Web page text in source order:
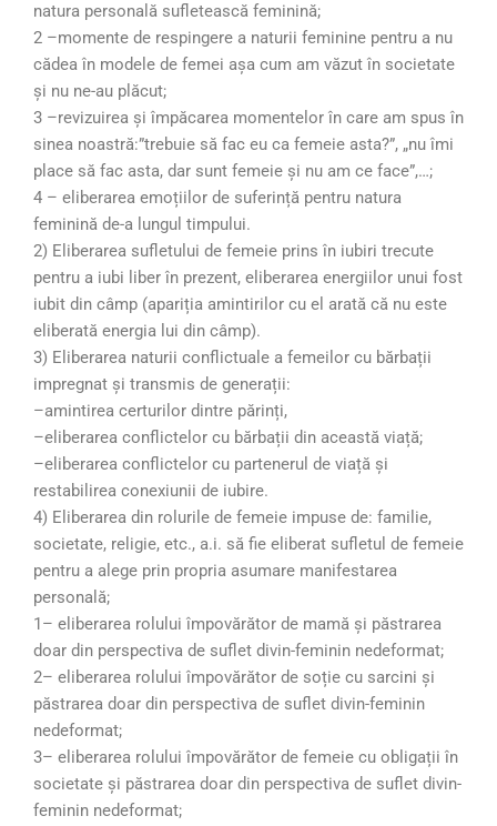
natura personală sufletească feminină;
2 –momente de respingere a naturii feminine pentru a nu
cădea în modele de femei așa cum am văzut în societate
și nu ne-au plăcut;
3 –revizuirea și împăcarea momentelor în care am spus în
sinea noastră:”trebuie să fac eu ca femeie asta?”, „nu îmi
place să fac asta, dar sunt femeie și nu am ce face”,…;
4 – eliberarea emoțiilor de suferință pentru natura
feminină de-a lungul timpului.
2) Eliberarea sufletului de femeie prins în iubiri trecute
pentru a iubi liber în prezent, eliberarea energiilor unui fost
iubit din câmp (apariția amintirilor cu el arată că nu este
eliberată energia lui din câmp).
3) Eliberarea naturii conflictuale a femeilor cu bărbații
impregnat și transmis de generații:
–amintirea certurilor dintre părinți,
–eliberarea conflictelor cu bărbații din această viață;
–eliberarea conflictelor cu partenerul de viață și
restabilirea conexiunii de iubire.
4) Eliberarea din rolurile de femeie impuse de: familie,
societate, religie, etc., a.i. să fie eliberat sufletul de femeie
pentru a alege prin propria asumare manifestarea
personală;
1– eliberarea rolului împovărător de mamă și păstrarea
doar din perspectiva de suflet divin-feminin nedeformat;
2– eliberarea rolului împovărător de soție cu sarcini și
păstrarea doar din perspectiva de suflet divin-feminin
nedeformat;
3– eliberarea rolului împovărător de femeie cu obligații în
societate și păstrarea doar din perspectiva de suflet divin-
feminin nedeformat;